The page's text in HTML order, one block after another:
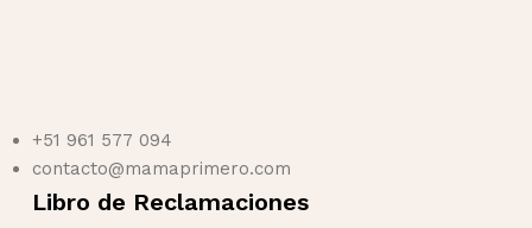
+51 961 577 094
contacto@mamaprimero.com
Libro de Reclamaciones